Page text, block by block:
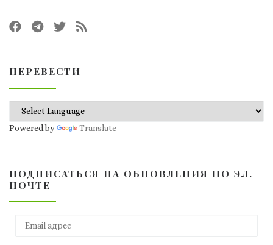
ПЕРЕВЕСТИ
Powered by Translate
ПОДПИСАТЬСЯ НА ОБНОВЛЕНИЯ ПО ЭЛ.
ПОЧТЕ